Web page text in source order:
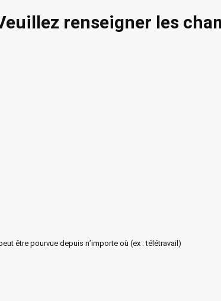
renseigner les
être pourvue depuis n’importe où (ex : télétravail)